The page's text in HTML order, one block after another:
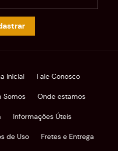
Inicial Fale Conosco
Somos Onde estamos
Informações Úteis
de Uso Fretes e Entrega